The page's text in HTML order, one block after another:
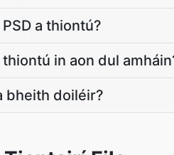
a thiontú?
in aon dul
bheith doiléir?